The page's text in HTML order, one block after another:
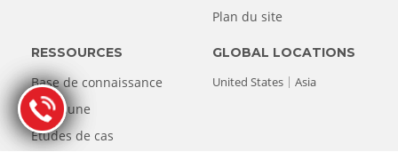
Plan du site
RESSOURCES
Base de connaissance
commune
Études de cas
GLOBAL LOCATIONS
United States
Asia